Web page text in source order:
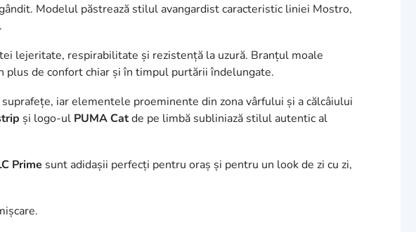
Modelul păstrează stilul avangardist caracteristic liniei Mostro,
lejeritate, respirabilitate și rezistență la uzură. Branțul moale
plus de confort chiar și în timpul purtării îndelungate.
iar elementele proeminente din zona vârfului și a călcâiului
și logo-ul PUMA Catde pe limbă subliniază stilul autentic al
Prime sunt adidașii perfecți pentru oraș și pentru un look de zi cu zi,